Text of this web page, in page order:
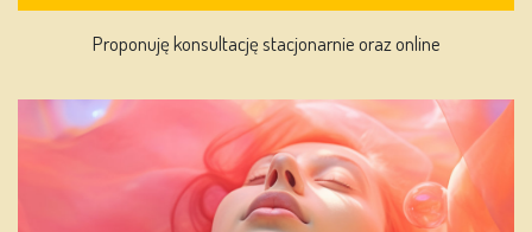
Proponuję konsultację stacjonarnie oraz online